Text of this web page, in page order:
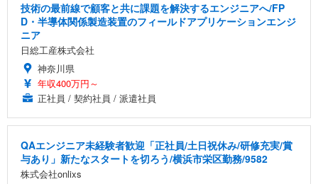
技術の最前線で顧客と共に課題を解決するエンジニアへ/FP
D・半導体関係製造装置のフィールドアプリケーションエンジ
ニア
日総工産株式会社
神奈川県
年収400万円～
正社員 / 契約社員 / 派遣社員
QAエンジニア未経験者歓迎「正社員/土日祝休み/研修充実/賞
与あり」新たなスタートを切ろう/横浜市栄区勤務/9582
株式会社onlixs